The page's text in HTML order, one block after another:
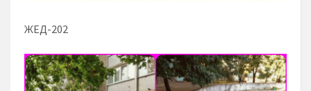
ЖЕД-202